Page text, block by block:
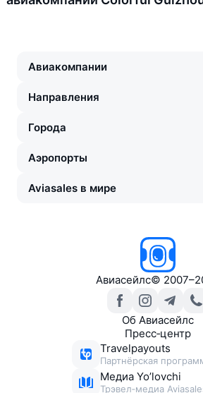
Авиакомпании
Направления
Города
Аэропорты
Aviasales в мире
Авиасейлс©
Об Авиасейлс
Пресс‑центр
Travelpayouts
Партнёрская
Медиа Yo’lovchi
Трэвел‑медиа